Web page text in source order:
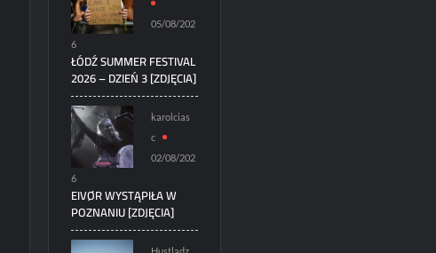
05/08/202
6
ŁÓDŹ SUMMER FESTIVAL
2026 – DZIEŃ 3 [ZDJĘCIA]
karolcias
c
02/08/202
6
EIVØR WYSTĄPIŁA W
POZNANIU [ZDJĘCIA]
Hustladz